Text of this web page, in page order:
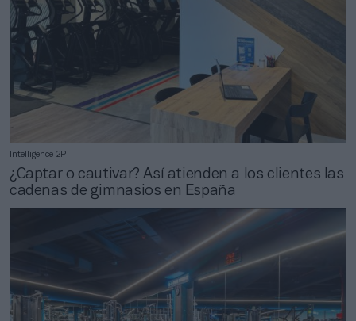
Intelligence 2P
¿Captar o cautivar? Así atienden a los clientes las
cadenas de gimnasios en España